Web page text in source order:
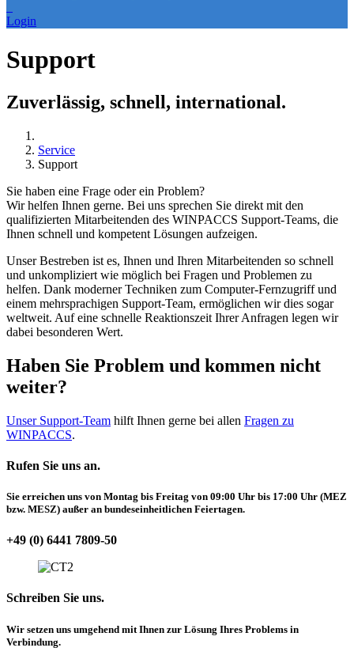
Login
Support
Zuverlässig, schnell, international.
Service
Support
Sie haben eine Frage oder ein Problem?
Wir helfen Ihnen gerne. Bei uns sprechen Sie direkt mit den
qualifizierten Mitarbeitenden des WINPACCS Support-Teams, die
Ihnen schnell und kompetent Lösungen aufzeigen.
Unser Bestreben ist es, Ihnen und Ihren Mitarbeitenden so schnell
und unkompliziert wie möglich bei Fragen und Problemen zu
helfen. Dank moderner Techniken zum Computer-Fernzugriff und
einem mehrsprachigen Support-Team, ermöglichen wir dies sogar
weltweit. Auf eine schnelle Reaktionszeit Ihrer Anfragen legen wir
dabei besonderen Wert.
Haben Sie Problem und kommen nicht
weiter?
Unser Support-Team hilft Ihnen gerne bei allen Fragen zu
WINPACCS.
Rufen Sie uns an.
Sie erreichen uns von Montag bis Freitag von 09:00 Uhr bis 17:00 Uhr (MEZ
bzw. MESZ) außer an bundeseinheitlichen Feiertagen.
+49 (0) 6441 7809-50
Schreiben Sie uns.
Wir setzen uns umgehend mit Ihnen zur Lösung Ihres Problems in
Verbindung.